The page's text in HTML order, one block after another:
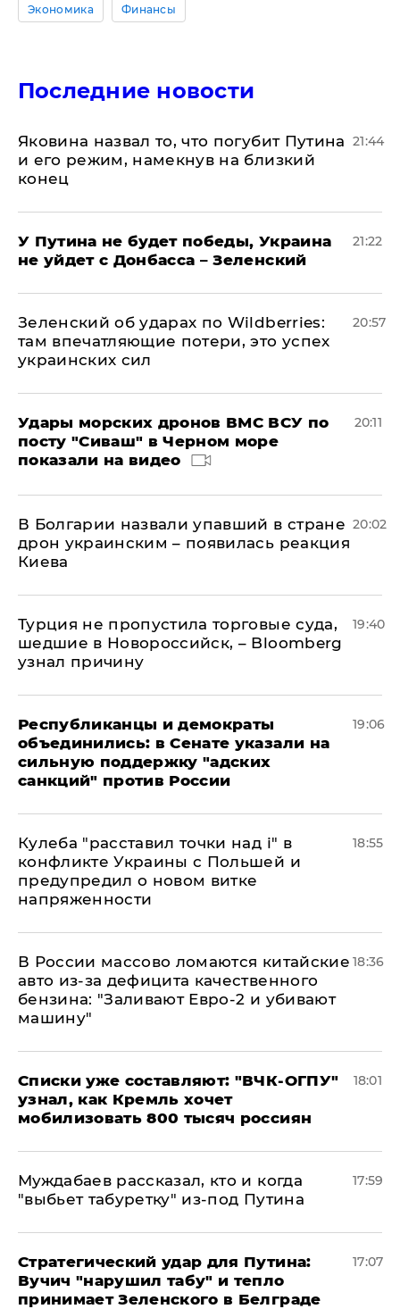
Экономика Финансы
Последние новости
Яковина назвал то, что погубит Путина
и его режим, намекнув на близкий
конец
21:44
У Путина не будет победы, Украина
не уйдет с Донбасса – Зеленский
21:22
Зеленский об ударах по Wildberries:
там впечатляющие потери, это успех
украинских сил
20:57
Удары морских дронов ВМС ВСУ по
посту "Сиваш" в Черном море
показали на видео
20:11
В Болгарии назвали упавший в стране
дрон украинским – появилась реакция
Киева
20:02
Турция не пропустила торговые суда,
шедшие в Новороссийск, – Bloomberg
узнал причину
19:40
Республиканцы и демократы
объединились: в Сенате указали на
сильную поддержку "адских
санкций" против России
19:06
Кулеба "расставил точки над і" в
конфликте Украины с Польшей и
предупредил о новом витке
напряженности
18:55
В России массово ломаются китайские
авто из-за дефицита качественного
бензина: "Заливают Евро-2 и убивают
машину"
18:36
Списки уже составляют: "ВЧК-ОГПУ"
узнал, как Кремль хочет
мобилизовать 800 тысяч россиян
18:01
Муждабаев рассказал, кто и когда
"выбьет табуретку" из-под Путина
17:59
Стратегический удар для Путина:
Вучич "нарушил табу" и тепло
принимает Зеленского в Белграде
17:07